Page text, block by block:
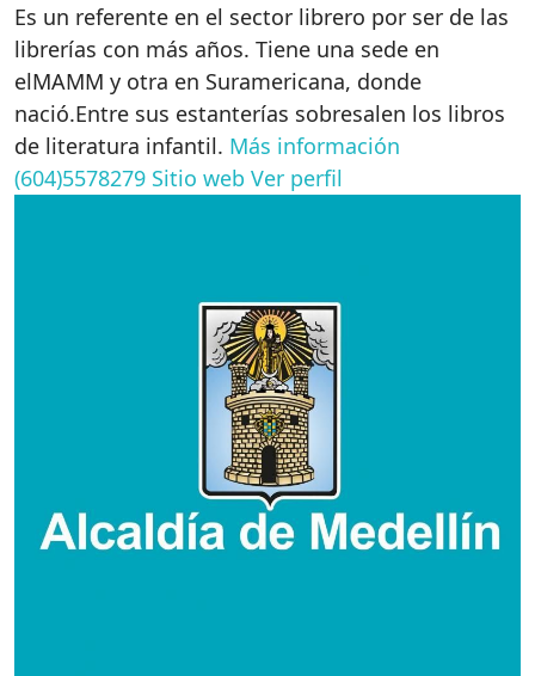
Es un referente en el sector librero por ser de las
librerías con más años. Tiene una sede en
elMAMM y otra en Suramericana, donde
nació.Entre sus estanterías sobresalen los libros
de literatura infantil. Más información
(604)5578279 Sitio web Ver perfil